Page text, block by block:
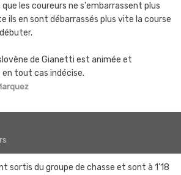
que les coureurs ne s'embarrassent plus
ils en sont débarrassés plus vite la course
de Gianetti est animée et
tout cas indécise.
sortis du groupe de chasse et sont à 1'18